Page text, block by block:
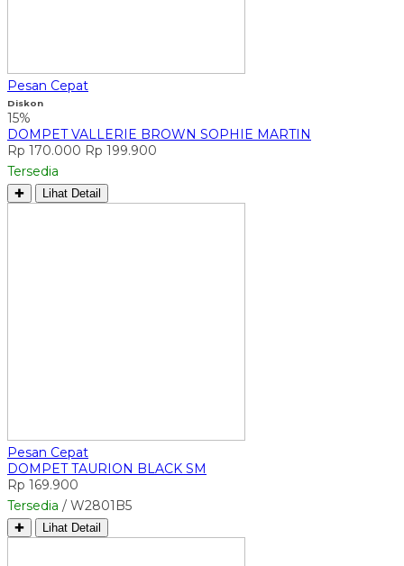
Pesan Cepat
Diskon
15%
DOMPET VALLERIE BROWN SOPHIE MARTIN
Rp 170.000 Rp 199.900
Tersedia
✚ Lihat Detail
Pesan Cepat
DOMPET TAURION BLACK SM
Rp 169.900
Tersedia / W2801B5
✚ Lihat Detail